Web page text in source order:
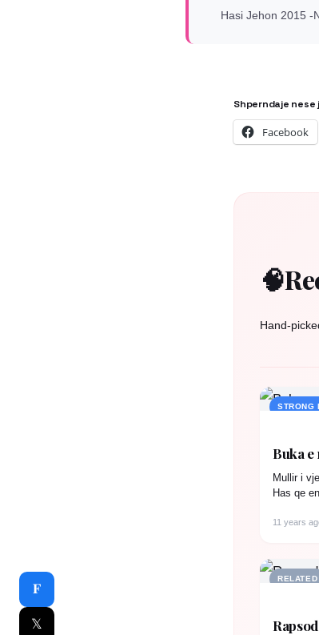
𝐅
𝕏
Hasi Jehon 2015 -
Shperndaje nese
Facebook
🧠
Hand-
STRONG
Buka
Mullir i
Has qe
11 years
RELATED